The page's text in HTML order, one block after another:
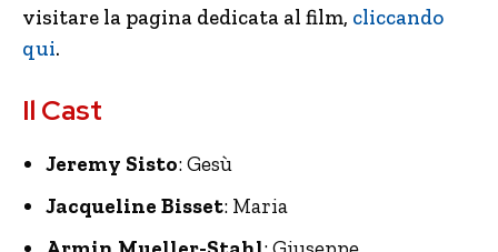
visitare la pagina dedicata al film, cliccando
qui.
Il Cast
Jeremy Sisto: Gesù
Jacqueline Bisset: Maria